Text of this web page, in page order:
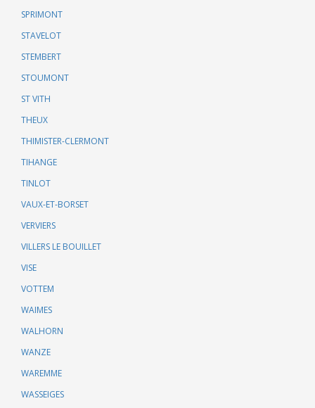
SPRIMONT
STAVELOT
STEMBERT
STOUMONT
ST VITH
THEUX
THIMISTER-CLERMONT
TIHANGE
TINLOT
VAUX-ET-BORSET
VERVIERS
VILLERS LE BOUILLET
VISE
VOTTEM
WAIMES
WALHORN
WANZE
WAREMME
WASSEIGES